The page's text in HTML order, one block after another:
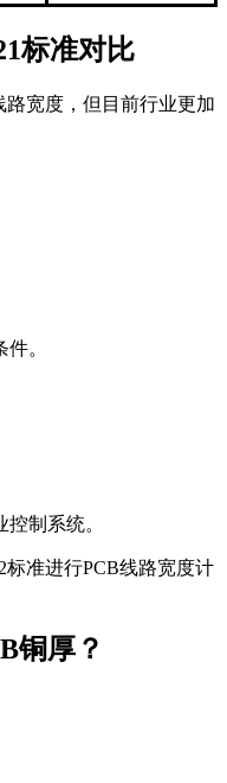
标准对比
路宽度，但目前行业更加
。
制系统。
标准进行PCB线路宽度计
铜厚？